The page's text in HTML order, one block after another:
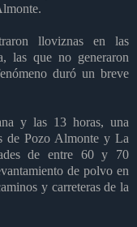
lloviznas en las
las que no generaron
duró un breve
y las 13 horas, una
de Pozo Almonte y La
de entre 60 y 70
de polvo en
y carreteras de la